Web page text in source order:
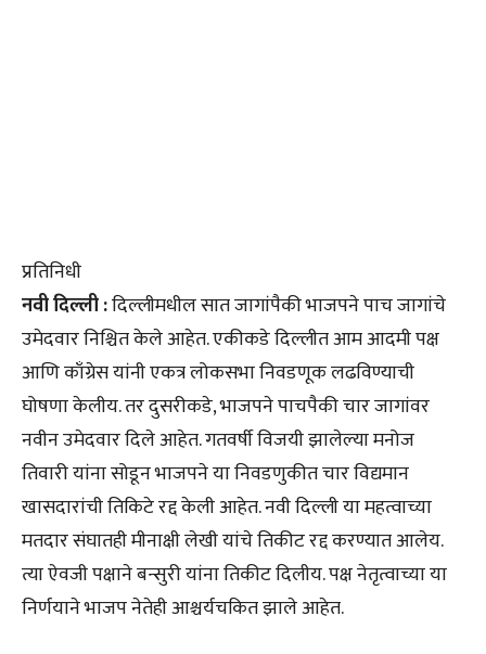
प्रतिनिधी
नवी दिल्ली :दिल्लीमधील सात जागांपैकी भाजपने पाच जागांचे
उमेदवार निश्चित केले आहेत. एकीकडे दिल्लीत आम आदमी पक्ष
आणि काँग्रेस यांनी एकत्र लोकसभा निवडणूक लढविण्याची
घोषणा केलीय. तर दुसरीकडे, भाजपने पाचपैकी चार जागांवर
नवीन उमेदवार दिले आहेत. गतवर्षी विजयी झालेल्या मनोज
तिवारी यांना सोडून भाजपने या निवडणुकीत चार विद्यमान
खासदारांची तिकिटे रद्द केली आहेत. नवी दिल्ली या महत्वाच्या
मतदार संघातही मीनाक्षी लेखी यांचे तिकीट रद्द करण्यात आलेय.
त्या ऐवजी पक्षाने बन्सुरी यांना तिकीट दिलीय. पक्ष नेतृत्वाच्या या
निर्णयाने भाजप नेतेही आश्चर्यचकित झाले आहेत.